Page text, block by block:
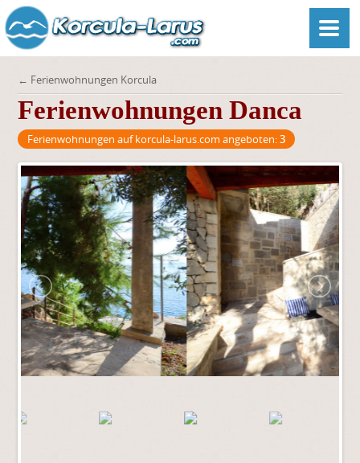
← Ferienwohnungen Korcula
Ferienwohnungen Danca
Ferienwohnungen auf korcula-larus.com angeboten:3